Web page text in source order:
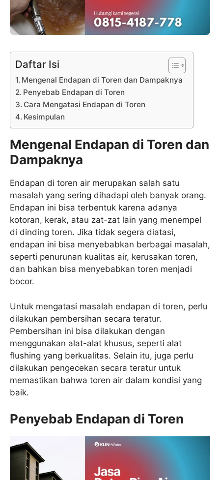
Daftar Isi
Mengenal Endapan di Toren dan Dampaknya
Penyebab Endapan di Toren
Cara Mengatasi Endapan di Toren
Kesimpulan
Mengenal Endapan di Toren dan
Dampaknya
Endapan di toren air merupakan salah satu
masalah yang sering dihadapi oleh banyak orang.
Endapan ini bisa terbentuk karena adanya
kotoran, kerak, atau zat-zat lain yang menempel
di dinding toren. Jika tidak segera diatasi,
endapan ini bisa menyebabkan berbagai masalah,
seperti penurunan kualitas air, kerusakan toren,
dan bahkan bisa menyebabkan toren menjadi
bocor.
Untuk mengatasi masalah endapan di toren, perlu
dilakukan pembersihan secara teratur.
Pembersihan ini bisa dilakukan dengan
menggunakan alat-alat khusus, seperti alat
flushing yang berkualitas. Selain itu, juga perlu
dilakukan pengecekan secara teratur untuk
memastikan bahwa toren air dalam kondisi yang
baik.
Penyebab Endapan di Toren